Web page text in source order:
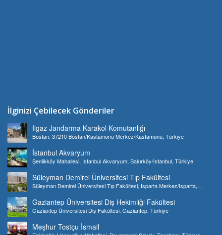
İlginizi Çebilecek Gönderiler
Ilgaz Jandarma Karakol Komutanlığı
Bostan, 37210 Bostan/Kastamonu Merkez/Kastamonu, Türkiye
İstanbul Akvaryum
Şenlikköy Mahallesi, İstanbul Akvaryum, Bakırköy/İstanbul, Türkiye
Süleyman Demirel Üniversitesi Tıp Fakültesi
Süleyman Demirel Üniversitesi Tıp Fakültesi, Isparta Merkez/Isparta,
Gaziantep Üniversitesi Diş Hekimliği Fakültesi
Gaziantep Üniversitesi Diş Fakültesi, Gaziantep, Türkiye
Meşhur Tostçu İsmail